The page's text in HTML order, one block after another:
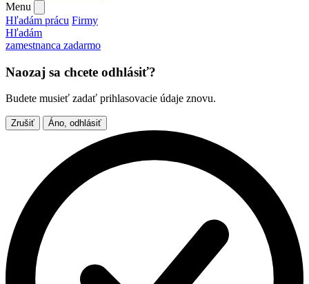
Menu
Hľadám prácu Firmy
Hľadám
zamestnanca zadarmo
Naozaj sa chcete odhlásiť?
Budete musieť zadať prihlasovacie údaje znovu.
Zrušiť Áno, odhlásiť